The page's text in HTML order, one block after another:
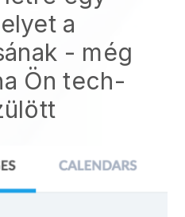
a
- még
Ön tech-